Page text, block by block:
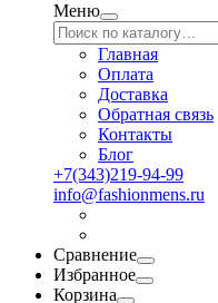
Меню
Главная
Оплата
Доставка
Обратная связь
Контакты
Блог
+7(343)219-94-99
info@fashionmens.ru
Сравнение
Избранное
Корзина